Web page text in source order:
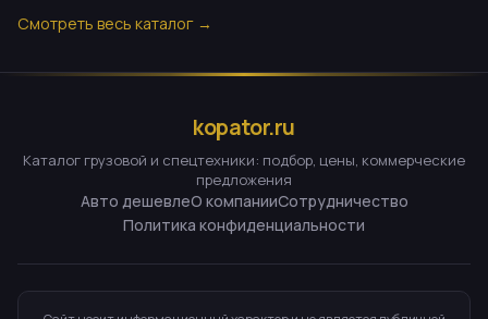
Смотреть весь каталог →
kopator.ru
Каталог грузовой и спецтехники: подбор, цены, коммерческие
предложения
Авто дешевлеО компанииСотрудничество
Политика конфиденциальности